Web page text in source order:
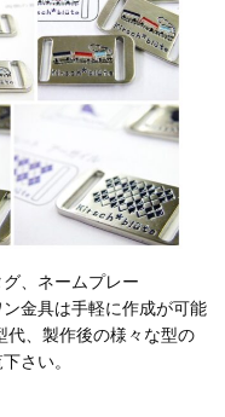
、ネームプレー
金具は手軽に作成が可能
代、製作後の様々な型の
さい。